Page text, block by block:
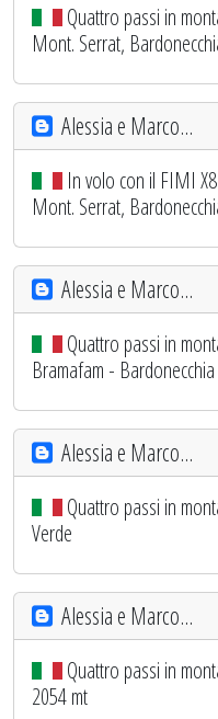
Quattro passi in
Mont. Serrat,
Alessia e Marco...
In volo con il FIMI
Mont. Serrat,
Alessia e Marco...
Quattro passi in
Bramafam - Bardonecchia
Alessia e Marco...
Quattro passi in
Verde
Alessia e Marco...
Quattro passi in
2054 mt